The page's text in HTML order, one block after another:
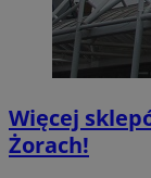
Więcej
Żorach!